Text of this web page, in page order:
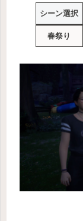
シーン選択
春祭り